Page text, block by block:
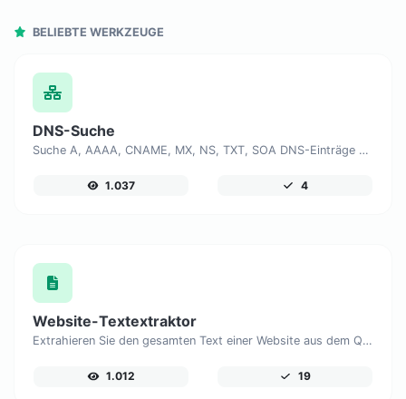
BELIEBTE WERKZEUGE
DNS-Suche
Suche A, AAAA, CNAME, MX, NS, TXT, SOA DNS-Einträge eines Hosts.
1.037 4
Website-Textextraktor
Extrahieren Sie den gesamten Text einer Website aus dem Quellcode der Seite.
1.012 19